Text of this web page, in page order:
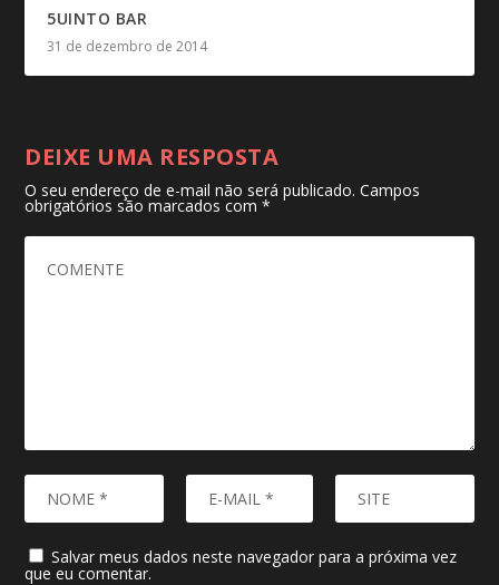
5UINTO BAR
31 de dezembro de 2014
DEIXE UMA RESPOSTA
O seu endereço de e-mail não será publicado. Campos
obrigatórios são marcados com*
Salvar meus dados neste navegador para a próxima vez
que eu comentar.